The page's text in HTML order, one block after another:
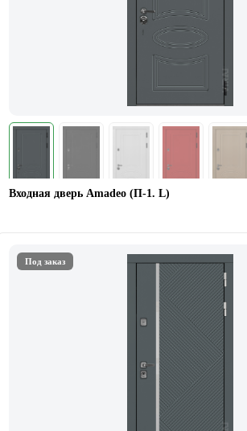
Входная дверь Amadeo (П-1. L)
Под заказ